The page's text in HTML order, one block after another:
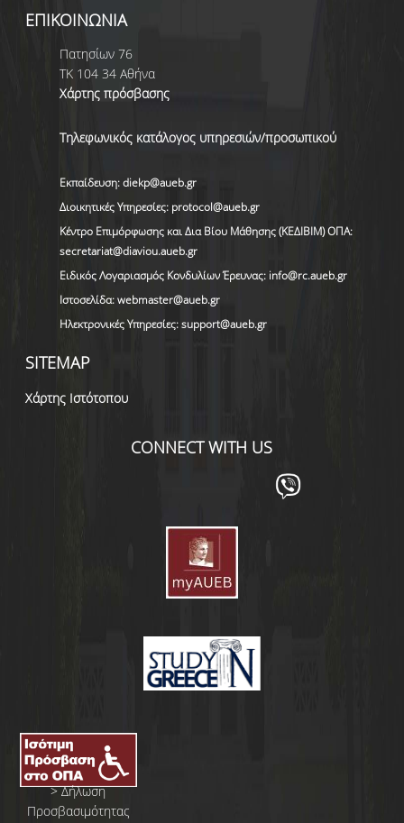
ΕΠΙΚΟΙΝΩΝΊΑ
Πατησίων 76
ΤΚ 104 34 Αθήνα
Χάρτης πρόσβασης
Τηλεφωνικός κατάλογος υπηρεσιών/προσωπικού
Εκπαίδευση: diekp@aueb.gr
Διοικητικές Υπηρεσίες: protocol@aueb.gr
Κέντρο Επιμόρφωσης και Δια Βίου Μάθησης (ΚΕΔΙΒΙΜ) ΟΠΑ:
secretariat@diaviou.aueb.gr
Ειδικός Λογαριασμός Κονδυλίων Έρευνας: info@rc.aueb.gr
Ιστοσελίδα: webmaster@aueb.gr
Ηλεκτρονικές Υπηρεσίες: support@aueb.gr
SITEMAP
Χάρτης Ιστότοπου
CONNECT WITH US
>Δήλωση
Προσβασιμότητας